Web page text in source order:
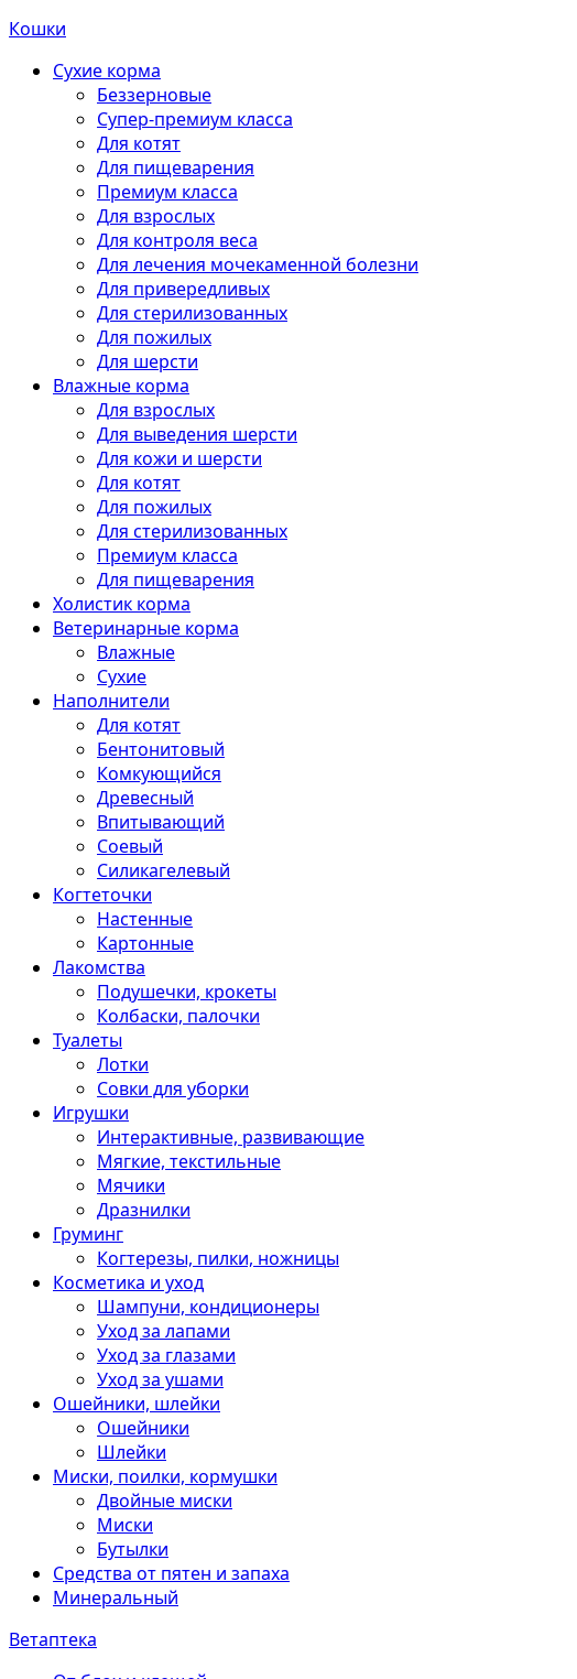
Кошки
Сухие корма
Беззерновые
Супер-премиум класса
Для котят
Для пищеварения
Премиум класса
Для взрослых
Для контроля веса
Для лечения мочекаменной болезни
Для привередливых
Для стерилизованных
Для пожилых
Для шерсти
Влажные корма
Для взрослых
Для выведения шерсти
Для кожи и шерсти
Для котят
Для пожилых
Для стерилизованных
Премиум класса
Для пищеварения
Холистик корма
Ветеринарные корма
Влажные
Сухие
Наполнители
Для котят
Бентонитовый
Комкующийся
Древесный
Впитывающий
Соевый
Силикагелевый
Когтеточки
Настенные
Картонные
Лакомства
Подушечки, крокеты
Колбаски, палочки
Туалеты
Лотки
Совки для уборки
Игрушки
Интерактивные, развивающие
Мягкие, текстильные
Мячики
Дразнилки
Груминг
Когтерезы, пилки, ножницы
Косметика и уход
Шампуни, кондиционеры
Уход за лапами
Уход за глазами
Уход за ушами
Ошейники, шлейки
Ошейники
Шлейки
Миски, поилки, кормушки
Двойные миски
Миски
Бутылки
Средства от пятен и запаха
Минеральный
Ветаптека